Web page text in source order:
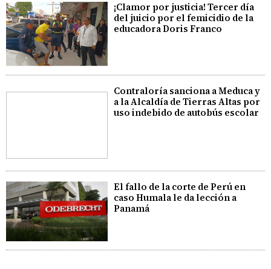
¡Clamor por justicia! Tercer día
del juicio por el femicidio de la
educadora Doris Franco
Contraloría sanciona a Meduca y
a la Alcaldía de Tierras Altas por
uso indebido de autobús escolar
El fallo de la corte de Perú en
caso Humala le da lección a
Panamá